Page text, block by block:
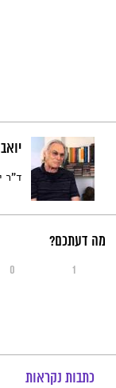
ד"ר
מה דעתכם?
0 1
כתבות נקראות